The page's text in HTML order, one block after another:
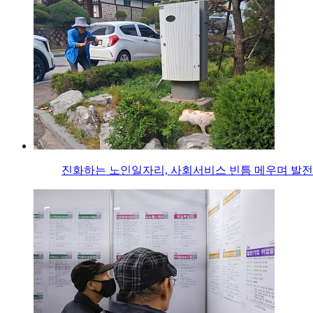
진화하는 노인일자리, 사회서비스 빈틈 메우며 발